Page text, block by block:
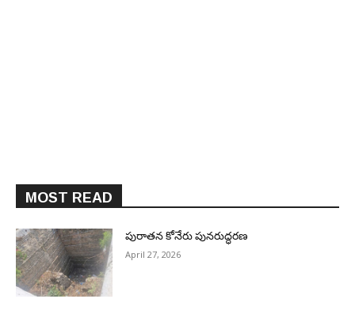
MOST READ
పురాత‌న కోనేరు పున‌రుద్ధ‌ర‌ణ
April 27, 2026